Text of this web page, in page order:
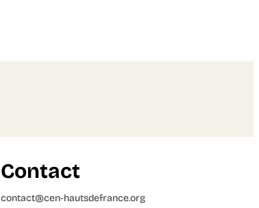
Contact
contact@cen-hautsdefrance.org